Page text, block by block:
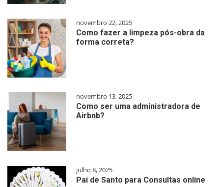
novembro 22, 2025
Como fazer a limpeza pós-obra da
forma correta?
novembro 13, 2025
Como ser uma administradora de
Airbnb?
julho 8, 2025
Pai de Santo para Consultas online